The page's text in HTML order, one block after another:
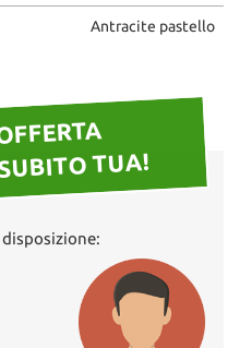
Antracite pastello
TUA!